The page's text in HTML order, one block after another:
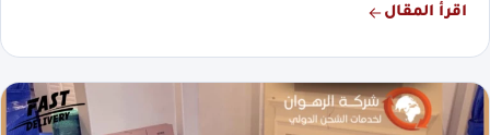
اقرأ المقال